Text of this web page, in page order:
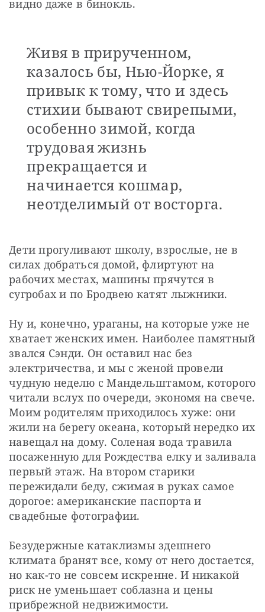
видно даже в бинокль.
Живя в прирученном,
казалось бы, Нью-Йорке, я
привык к тому, что и здесь
стихии бывают свирепыми,
особенно зимой, когда
трудовая жизнь
прекращается и
начинается кошмар,
неотделимый от восторга.
Дети прогуливают школу, взрослые, не в
силах добраться домой, флиртуют на
рабочих местах, машины прячутся в
сугробах и по Бродвею катят лыжники.
Ну и, конечно, ураганы, на которые уже не
хватает женских имен. Наиболее памятный
звался Сэнди. Он оставил нас без
электричества, и мы с женой провели
чудную неделю с Мандельштамом, которого
читали вслух по очереди, экономя на свече.
Моим родителям приходилось хуже: они
жили на берегу океана, который нередко их
навещал на дому. Соленая вода травила
посаженную для Рождества елку и заливала
первый этаж. На втором старики
пережидали беду, сжимая в руках самое
дорогое: американские паспорта и
свадебные фотографии.
Безудержные катаклизмы здешнего
климата бранят все, кому от него достается,
но как-то не совсем искренне. И никакой
риск не уменьшает соблазна и цены
прибрежной недвижимости.